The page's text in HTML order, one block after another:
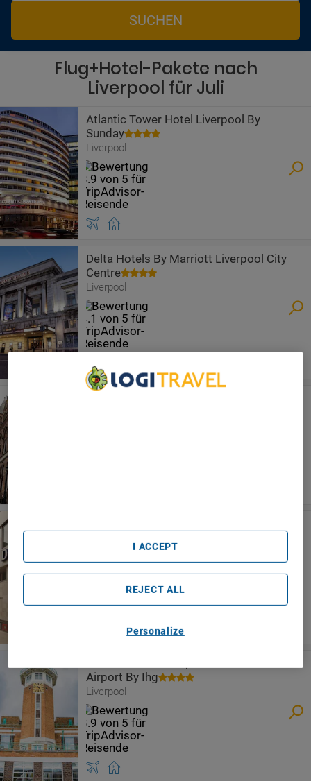
SUCHEN
Flug+Hotel-Pakete nach
Liverpool für Juli
Atlantic Tower Hotel Liverpool By
Sunday
Liverpool
Delta Hotels By Marriott Liverpool City
Centre
Liverpool
Airport By Ihg
Liverpool
Personalize
REJECT ALL
I ACCEPT